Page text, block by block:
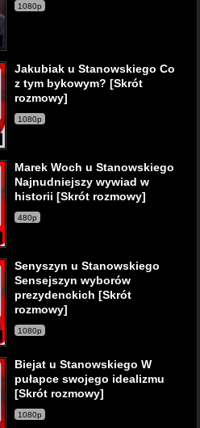
1080p
Jakubiak u Stanowskiego Co
z tym bykowym? [Skrót
rozmowy]
1080p
Marek Woch u Stanowskiego
Najnudniejszy wywiad w
historii [Skrót rozmowy]
480p
Senyszyn u Stanowskiego
Sensejszyn wyborów
prezydenckich [Skrót
rozmowy]
1080p
Biejat u Stanowskiego W
pułapce swojego idealizmu
[Skrót rozmowy]
1080p